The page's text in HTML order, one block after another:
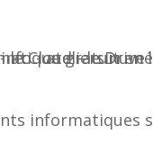
informatiques